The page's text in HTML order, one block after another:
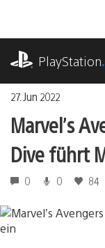
springen
PlayStation
27. Jun 2022
Marvel’s
Dive führt
0 0 84